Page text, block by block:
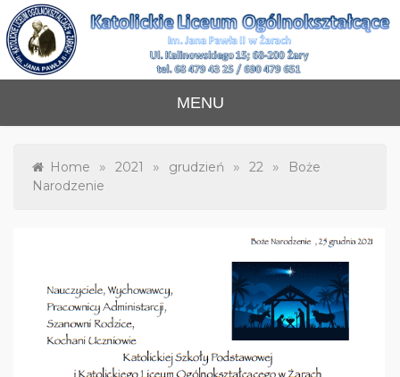
Skip
to
content
Katolickie Liceum
Ogólnokształcące
MENU
Home » 2021 » grudzień » 22 »
Boże
Narodzenie